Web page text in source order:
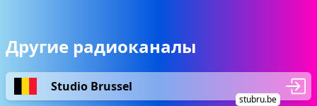
Другие радиоканалы
Studio Brussel
stubru.be